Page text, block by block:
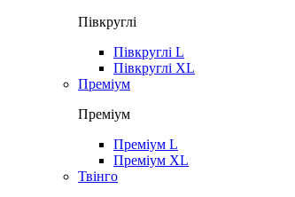
Півкруглі
Півкруглі L
Півкруглі XL
Преміум
Преміум
Преміум L
Преміум XL
Твінго